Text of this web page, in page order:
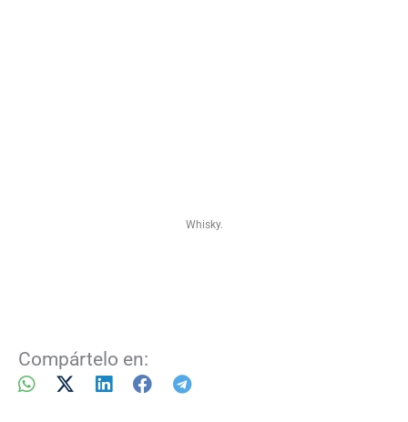
Whisky.
Compártelo en: